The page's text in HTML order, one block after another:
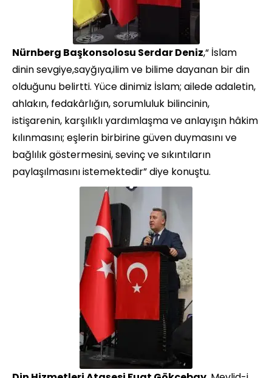
Nürnberg Başkonsolosu Serdar Deniz,“ İslam
dinin sevgiye,sayğıya,ilim ve bilime dayanan bir din
olduğunu belirtti. Yüce dinimiz İslam; ailede adaletin,
ahlakın, fedakârlığın, sorumluluk bilincinin,
istişarenin, karşılıklı yardımlaşma ve anlayışın hâkim
kılınmasını; eşlerin birbirine güven duymasını ve
bağlılık göstermesini, sevinç ve sıkıntıların
paylaşılmasını istemektedir” diye konuştu.